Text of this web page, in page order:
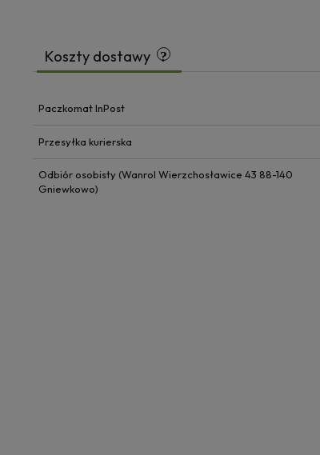
Koszty dostawy
Paczkomat InPost
Przesyłka kurierska
Odbiór osobisty (Wanrol Wierzchosławice 43 88-140
Gniewkowo)